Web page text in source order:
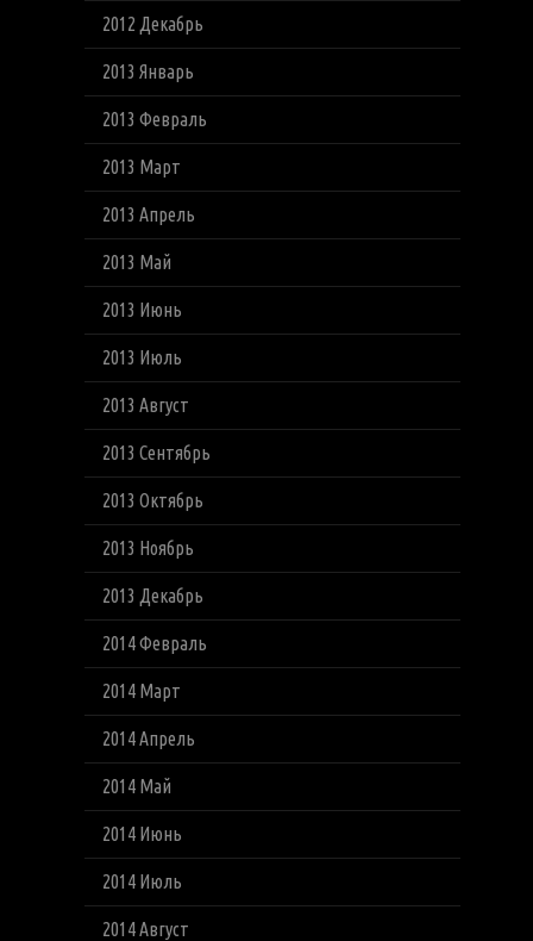
2012 Декабрь
2013 Январь
2013 Февраль
2013 Март
2013 Апрель
2013 Май
2013 Июнь
2013 Июль
2013 Август
2013 Сентябрь
2013 Октябрь
2013 Ноябрь
2013 Декабрь
2014 Февраль
2014 Март
2014 Апрель
2014 Май
2014 Июнь
2014 Июль
2014 Август